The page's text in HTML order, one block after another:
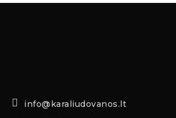
info@karaliudovanos.lt